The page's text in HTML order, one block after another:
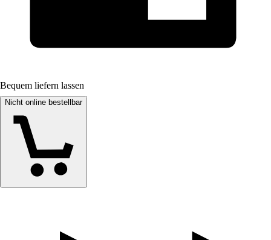
Bequem liefern lassen
Nicht online bestellbar